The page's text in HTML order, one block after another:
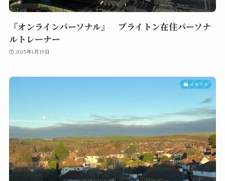
『オンラインパーソナル』 ブライトン在住パーソナ
ルトレーナー
2025年1月19日
イギリス